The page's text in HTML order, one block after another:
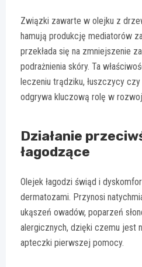
Związki zawarte w olejku z
hamują produkcję mediatorów
przekłada się na zmniejszenie
podrażnienia skóry. Ta
leczeniu trądziku, łuszczycy
odgrywa kluczową rolę w
Działanie
łagodzące
Olejek łagodzi świąd i
dermatozami. Przynosi
ukąszeń owadów, poparzeń
alergicznych, dzięki czemu jest
apteczki pierwszej pomocy.